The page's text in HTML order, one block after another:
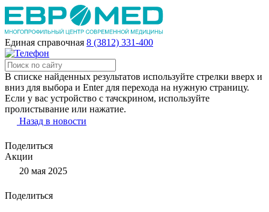
Единая справочная 8 (3812) 331-400
В списке найденных результатов используйте стрелки вверх и
вниз для выбора и Enter для перехода на нужную страницу.
Если у вас устройство с тачскрином, используйте
пролистывание или нажатие.
Назад в новости
Поделиться
Акции
20 мая 2025
Поделиться